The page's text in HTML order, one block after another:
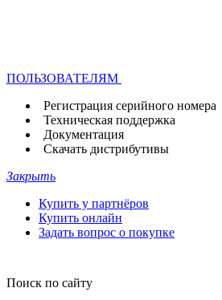
ПОЛЬЗОВАТЕЛЯМ
Регистрация серийного номера
Техническая поддержка
Документация
Скачать дистрибутивы
Закрыть
Купить у партнёров
Купить онлайн
Задать вопрос о покупке
Поиск по сайту